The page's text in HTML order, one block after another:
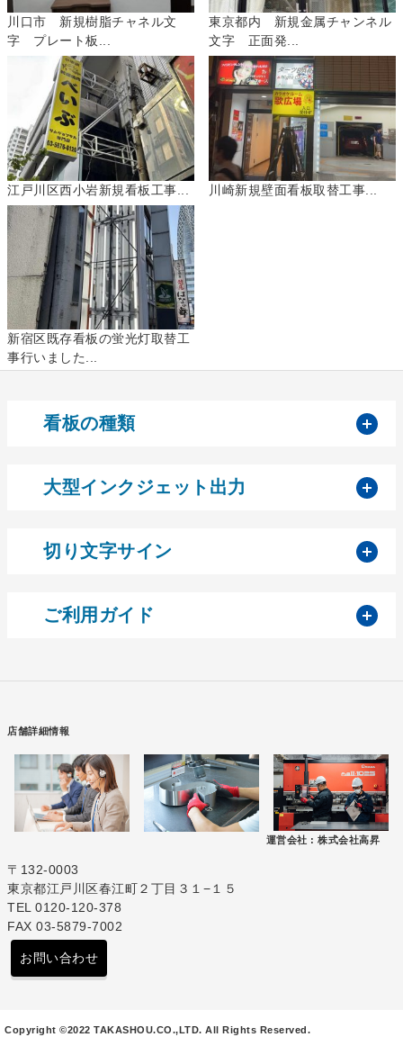
川口市 新規樹脂チャネル文
字 プレート板...
東京都内 新規金属チャンネル
文字 正面発...
江戸川区西小岩新規看板工事... 川崎新規壁面看板取替工事...
新宿区既存看板の蛍光灯取替工
事行いました...
看板の種類
大型インクジェット出力
切り文字サイン
ご利用ガイド
店舗詳細情報
運営会社 : 株式会社高昇
〒132-0003
東京都江戸川区春江町２丁目３１−１５
TEL 0120-120-378
FAX 03-5879-7002
お問い合わせ
Copyright ©2022 TAKASHOU.CO.,LTD. All Rights Reserved.